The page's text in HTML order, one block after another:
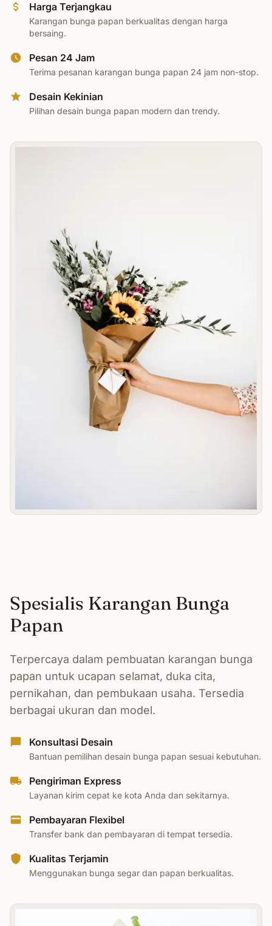
Harga Terjangkau
Karangan bunga papan berkualitas dengan harga
bersaing.
Pesan 24 Jam
Terima pesanan karangan bunga papan 24 jam non-stop.
Desain Kekinian
Pilihan desain bunga papan modern dan trendy.
Spesialis Karangan Bunga
Papan
Terpercaya dalam pembuatan karangan bunga
papan untuk ucapan selamat, duka cita,
pernikahan, dan pembukaan usaha. Tersedia
berbagai ukuran dan model.
Konsultasi Desain
Bantuan pemilihan desain bunga papan sesuai kebutuhan.
Pengiriman Express
Layanan kirim cepat ke kota Anda dan sekitarnya.
Pembayaran Flexibel
Transfer bank dan pembayaran di tempat tersedia.
Kualitas Terjamin
Menggunakan bunga segar dan papan berkualitas.